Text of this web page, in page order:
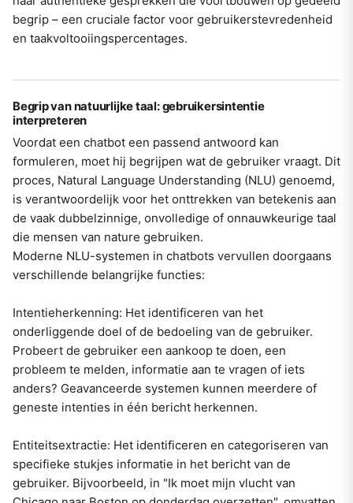
begrip – een cruciale factor voor gebruikerstevredenheid
en taakvoltooiingspercentages.
Begrip van natuurlijke taal: gebruikersintentie
interpreteren
Voordat een chatbot een passend antwoord kan
formuleren, moet hij begrijpen wat de gebruiker vraagt. Dit
proces, Natural Language Understanding (NLU) genoemd,
is verantwoordelijk voor het onttrekken van betekenis aan
de vaak dubbelzinnige, onvolledige of onnauwkeurige taal
die mensen van nature gebruiken.
Moderne NLU-systemen in chatbots vervullen doorgaans
verschillende belangrijke functies:
Intentieherkenning: Het identificeren van het
onderliggende doel of de bedoeling van de gebruiker.
Probeert de gebruiker een aankoop te doen, een
probleem te melden, informatie aan te vragen of iets
anders? Geavanceerde systemen kunnen meerdere of
geneste intenties in één bericht herkennen.
Entiteitsextractie: Het identificeren en categoriseren van
specifieke stukjes informatie in het bericht van de
gebruiker. Bijvoorbeeld, in "Ik moet mijn vlucht van